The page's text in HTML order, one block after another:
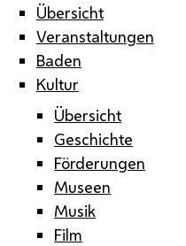
Übersicht
Veranstaltungen
Baden
Kultur
Übersicht
Geschichte
Förderungen
Museen
Musik
Film